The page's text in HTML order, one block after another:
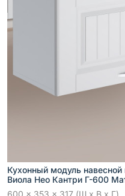
Кухонный модуль навесной
Виола Нео Кантри Г-600
600 x 353 x 317 (Ш x В x Г)